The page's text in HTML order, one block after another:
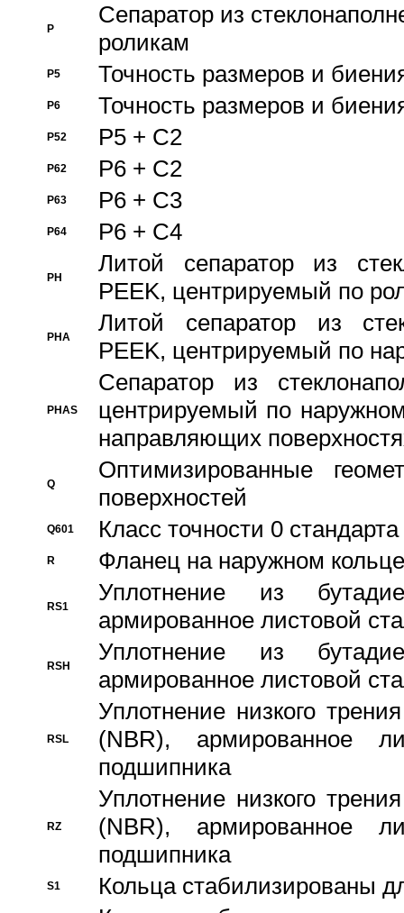
P
Cепаратор из
роликам
P5 Точность размеров и
P6 Точность размеров и
P52 P5 + C2
P62 P6 + C2
P63 P6 + C3
P64 P6 + C4
PH
Литой сепаратор из
PEEK, центрируемый по
PHA
Литой сепаратор из
PEEK, центрируемый по
PHAS
Сепаратор из
центрируемый по
направляющих
Q
Оптимизированные
поверхностей
Q601 Класс точности 0
R Фланец на наружном кольце
RS1
Уплотнение из
армированное листовой
RSH
Уплотнение из
армированное листовой
RSL
Уплотнение низкого
(NBR), армированное
подшипника
RZ
Уплотнение низкого
(NBR), армированное
подшипника
S1 Кольца стабилизированы